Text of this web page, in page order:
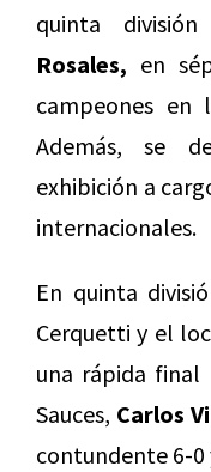
quinta
Rosales, en
campeones en
Además, se
exhibición a
internacionales.
En quinta
Cerquetti y el
una rápida
Sauces, Carlos
contundente 6-0